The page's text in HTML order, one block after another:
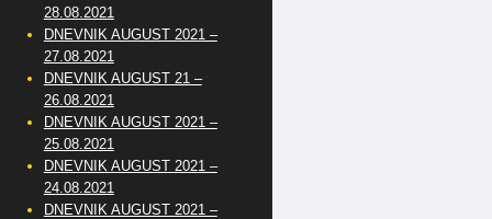
28.08.2021
DNEVNIK AUGUST 2021 –
27.08.2021
DNEVNIK AUGUST 21 –
26.08.2021
DNEVNIK AUGUST 2021 –
25.08.2021
DNEVNIK AUGUST 2021 –
24.08.2021
DNEVNIK AUGUST 2021 –